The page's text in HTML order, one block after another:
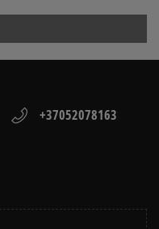
+37052078163